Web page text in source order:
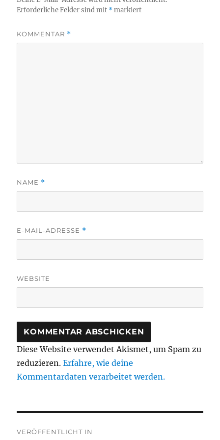
Erforderliche Felder sind mit *markiert
KOMMENTAR *
NAME *
E-MAIL-ADRESSE *
WEBSITE
Diese Website verwendet Akismet, um Spam zu
reduzieren.Erfahre, wie deine
Kommentardaten verarbeitet werden.
VERÖFFENTLICHT IN